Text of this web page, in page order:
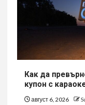
Как да
купон с
август 6, 2026